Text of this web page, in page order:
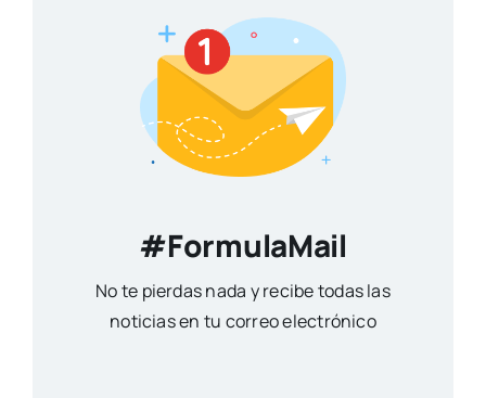
#FormulaMail
No te pierdas nada y recibe todas las
noticias en tu correo electrónico